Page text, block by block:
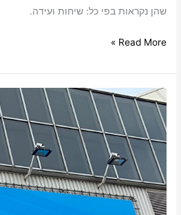
שהן נקראות בפי כל: שיחות ועידה.
Read More »
ISE
סיפורו
של
מסך
מתגלגל